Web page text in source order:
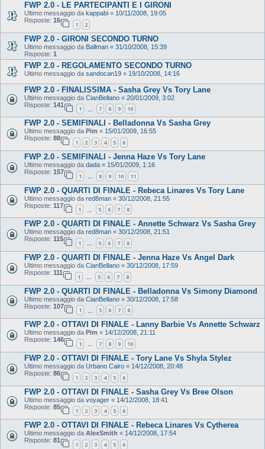
FWP 2.0 - LE PARTECIPANTI E I GIRONI
Ultimo messaggio da kappabi « 10/11/2008, 19:05
Risposte: 16
1 2
FWP 2.0 - GIRONI SECONDO TURNO
Ultimo messaggio da Ballman « 31/10/2008, 15:39
Risposte: 1
FWP 2.0 - REGOLAMENTO SECONDO TURNO
Ultimo messaggio da sandocan19 « 19/10/2008, 14:16
FWP 2.0 - FINALISSIMA - Sasha Grey Vs Tory Lane
Ultimo messaggio da CianBellano « 20/01/2009, 3:02
Risposte: 141
1 7 8 9 10
FWP 2.0 - SEMIFINALI - Belladonna Vs Sasha Grey
Ultimo messaggio da Pim « 15/01/2009, 16:55
Risposte: 88
1 2 3 4 5 6
FWP 2.0 - SEMIFINALI - Jenna Haze Vs Tory Lane
Ultimo messaggio da dada « 15/01/2009, 1:16
Risposte: 157
1 … 8 9 10 11
FWP 2.0 - QUARTI DI FINALE - Rebeca Linares Vs Tory Lane
Ultimo messaggio da red8man « 30/12/2008, 21:55
Risposte: 117
1 5 6 7 8
FWP 2.0 - QUARTI DI FINALE - Annette Schwarz Vs Sasha Grey
Ultimo messaggio da red8man « 30/12/2008, 21:51
Risposte: 115
1 … 5 6 7 8
FWP 2.0 - QUARTI DI FINALE - Jenna Haze Vs Angel Dark
Ultimo messaggio da CianBellano « 30/12/2008, 17:59
Risposte: 111
1 … 5 6 7 8
FWP 2.0 - QUARTI DI FINALE - Belladonna Vs Simony Diamond
Ultimo messaggio da CianBellano « 30/12/2008, 17:58
Risposte: 107
1 5 6 7 8
FWP 2.0 - OTTAVI DI FINALE - Lanny Barbie Vs Annette Schwarz
Ultimo messaggio da Pim « 14/12/2008, 21:11
Risposte: 146
1 … 7 8 9 10
FWP 2.0 - OTTAVI DI FINALE - Tory Lane Vs Shyla Stylez
Ultimo messaggio da Urbano Cairo « 14/12/2008, 20:48
Risposte: 86
1 2 3 4 5 6
FWP 2.0 - OTTAVI DI FINALE - Sasha Grey Vs Bree Olson
Ultimo messaggio da voyager « 14/12/2008, 18:41
Risposte: 85
1 2 3 4 5 6
FWP 2.0 - OTTAVI DI FINALE - Rebeca Linares Vs Cytherea
Ultimo messaggio da AlexSmith « 14/12/2008, 17:54
Risposte: 81
1 2 3 4 5 6